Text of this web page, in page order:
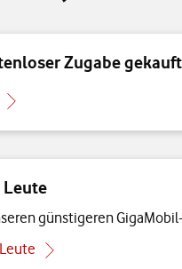
Zugabe
Leute
günstigeren